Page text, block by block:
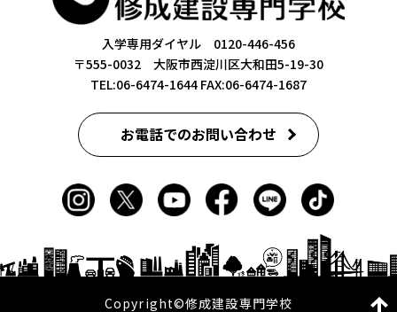
入学専用ダイヤル 0120-446-456
〒555-0032 大阪市西淀川区大和田5-19-30
TEL:06-6474-1644FAX:06-6474-1687
お電話でのお問い合わせ
Copyright©修成建設専門学校